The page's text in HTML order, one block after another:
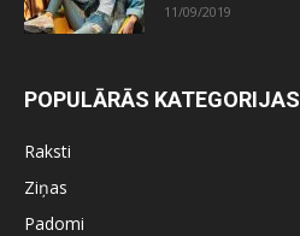
11/09/2019
POPULĀRĀS KATEGORIJAS
Raksti
Ziņas
Padomi